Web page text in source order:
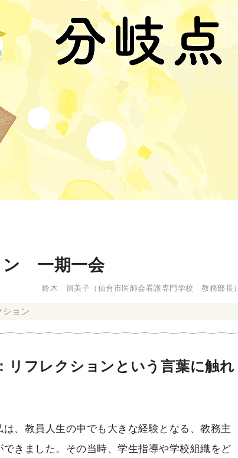
ン 一期一会
鈴木 留美子 （仙台市医師会看護専門学校 教務部長）
ション
リフレクションという言葉に触れ
、教員人生の中でも大きな経験となる、教務主
きました。その当時、学生指導や学校組織をど